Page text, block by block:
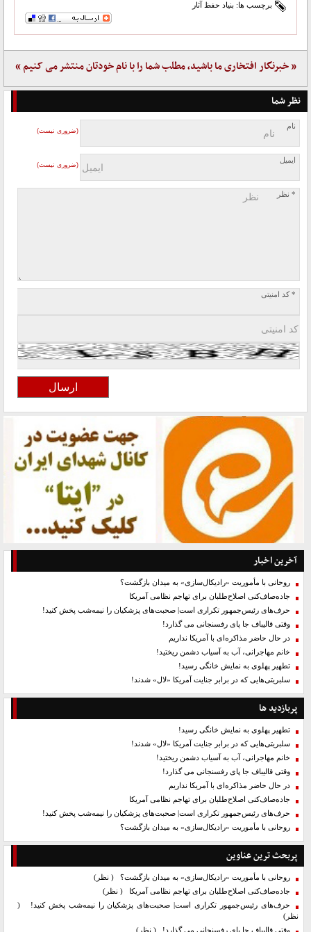
برچسب ها: بنیاد حفظ آثار
« خبرنگار افتخاری ما باشید، مطلب شما را با نام خودتان منتشر می کنیم »
نظر شما
نام
(ضروری نیست)
ایمیل
(ضروری نیست)
* نظر
* کد امنیتی
آخرین اخبار
روحانی با مأموریت «رادیکال‌سازی» به میدان بازگشت؟
جاده‌صاف‌کنی اصلاح‌طلبان برای تهاجم نظامی آمریکا
حرف‌های رئیس‌جمهور تکراری است| صحبت‌های پزشکیان را نیمه‌شب پخش کنید!
وقتی قالیباف جا پای رفسنجانی می گذارد!
در حال حاضر مذاکره‌ای با آمریکا نداریم
خانم مهاجرانی، آب به آسیاب دشمن ریختید!
تطهیر پهلوی به نمایش خانگی رسید!
سلبریتی‌هایی که در برابر جنایت آمریکا «لال» شدند!
پربازدید ها
تطهیر پهلوی به نمایش خانگی رسید!
سلبریتی‌هایی که در برابر جنایت آمریکا «لال» شدند!
خانم مهاجرانی، آب به آسیاب دشمن ریختید!
وقتی قالیباف جا پای رفسنجانی می گذارد!
در حال حاضر مذاکره‌ای با آمریکا نداریم
جاده‌صاف‌کنی اصلاح‌طلبان برای تهاجم نظامی آمریکا
حرف‌های رئیس‌جمهور تکراری است| صحبت‌های پزشکیان را نیمه‌شب پخش کنید!
روحانی با مأموریت «رادیکال‌سازی» به میدان بازگشت؟
پربحث ترین عناوین
روحانی با مأموریت «رادیکال‌سازی» به میدان بازگشت؟ ( نظر)
جاده‌صاف‌کنی اصلاح‌طلبان برای تهاجم نظامی آمریکا
( نظر)
حرف‌های رئیس‌جمهور تکراری است| صحبت‌های پزشکیان را نیمه‌شب پخش کنید!
(
نظر)
وقتی قالیباف جا پای رفسنجانی می گذارد! ( نظر)